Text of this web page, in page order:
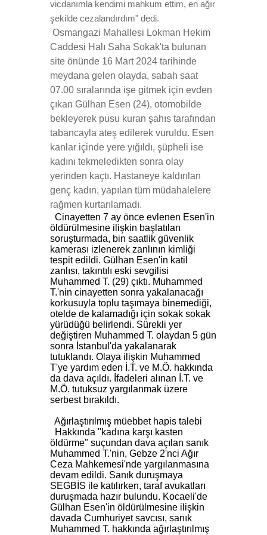
vicdanımla kendimi mahkum ettim, en ağır
şekilde cezalandırdım" dedi.
Osmangazi Mahallesi Lokman Hekim
Caddesi Halı Saha Sokak'ta bulunan
site önünde 16 Mart 2024 tarihinde
meydana gelen olayda, sabah saat
07.00 sıralarında işe gitmek için evden
çıkan Gülhan Esen (24), otomobilde
bekleyerek pusu kuran şahıs tarafından
tabancayla ateş edilerek vuruldu. Esen
kanlar içinde yere yığıldı, şüpheli ise
kadını tekmeledikten sonra olay
yerinden kaçtı. Hastaneye kaldırılan
genç kadın, yapılan tüm müdahalelere
rağmen kurtarılamadı.
Cinayetten 7 ay önce evlenen Esen'in
öldürülmesine ilişkin başlatılan
soruşturmada, bin saatlik güvenlik
kamerası izlenerek zanlının kimliği
tespit edildi. Gülhan Esen'in katil
zanlısı, takıntılı eski sevgilisi
Muhammed T. (29) çıktı. Muhammed
T.'nin cinayetten sonra yakalanacağı
korkusuyla toplu taşımaya binemediği,
otelde de kalamadığı için sokak sokak
yürüdüğü belirlendi. Sürekli yer
değiştiren Muhammed T. olaydan 5 gün
sonra İstanbul'da yakalanarak
tutuklandı. Olaya ilişkin Muhammed
T'ye yardım eden İ.T. ve M.Ö. hakkında
da dava açıldı. İfadeleri alınan İ.T. ve
M.Ö. tutuksuz yargılanmak üzere
serbest bırakıldı.
Ağırlaştırılmış müebbet hapis talebi
Hakkında "kadına karşı kasten
öldürme" suçundan dava açılan sanık
Muhammed T.'nin, Gebze 2'nci Ağır
Ceza Mahkemesi'nde yargılanmasına
devam edildi. Sanık duruşmaya
SEGBİS ile katılırken, taraf avukatları
duruşmada hazır bulundu. Kocaeli'de
Gülhan Esen'in öldürülmesine ilişkin
davada Cumhuriyet savcısı, sanık
Muhammed T. hakkında ağırlaştırılmış